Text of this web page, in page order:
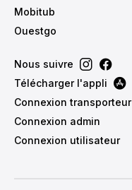
Mobitub
Ouestgo
Nous suivre
Télécharger l'appli
Connexion transporteur
Connexion admin
Connexion utilisateur